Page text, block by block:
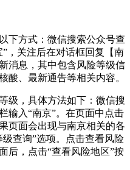
下方式：微信搜索公众号查
，关注后在对话框回复【南
消息，其中包含风险等级信
酸、最新通告等相关内容。
级，具体方法如下：微信搜
输入“南京”。在页面中点击
页面会出现与南京相关的各
查询”选项。点击查看风险
后，点击“查看风险地区”按